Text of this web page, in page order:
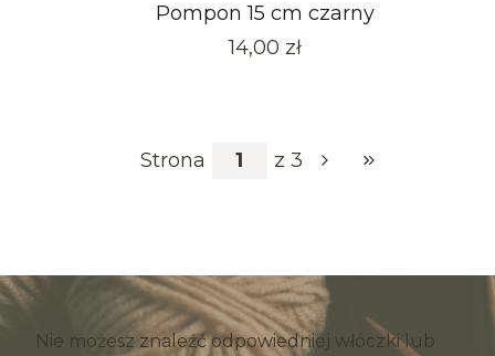
Pompon 15 cm czarny
Cena
14,00 zł
Strona z 3 Przejdź do
Nie możesz znaleźć odpowiedniej włóczki lub